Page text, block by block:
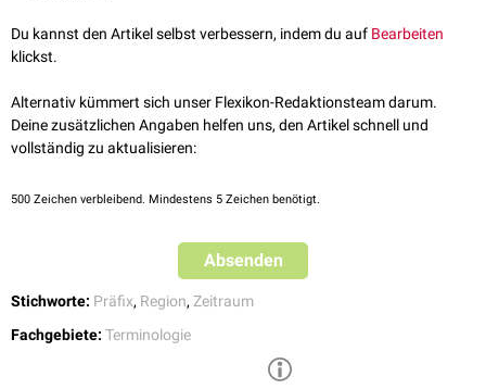
perihilär : um denHilus
herum
perikorneal
periinfarziell
: um einen Infarktherum (zeitlich oder räumlich)
perifoveal
: um dieSehgrube herum
Du kannst den Artikel selbst verbessern, indem du auf Bearbeiten
klickst.
Alternativ kümmert sich unser Flexikon-Redaktionsteam darum.
Deine zusätzlichen Angaben helfen uns, den Artikel schnell und
vollständig zu aktualisieren:
500 Zeichen verbleibend. Mindestens 5 Zeichen benötigt.
Absenden
Stichworte: Präfix, Region, Zeitraum
Fachgebiete: Terminologie